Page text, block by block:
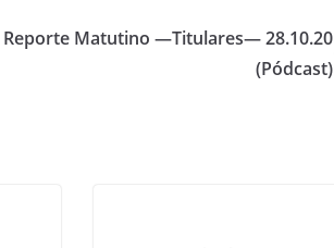
Reporte Matutino —Titulares— 28.10.20
(Pódcast)